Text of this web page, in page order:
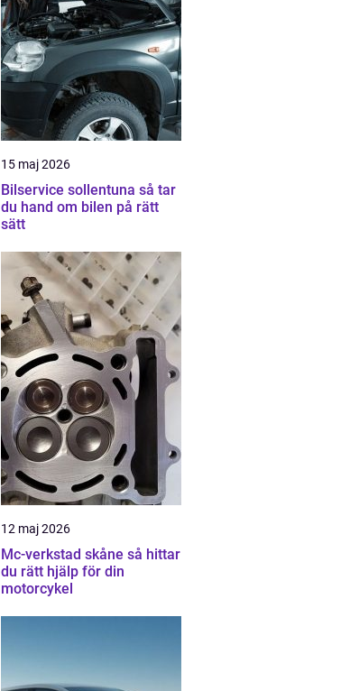
15 maj 2026
Bilservice sollentuna så tar
du hand om bilen på rätt
sätt
12 maj 2026
Mc-verkstad skåne så hittar
du rätt hjälp för din
motorcykel